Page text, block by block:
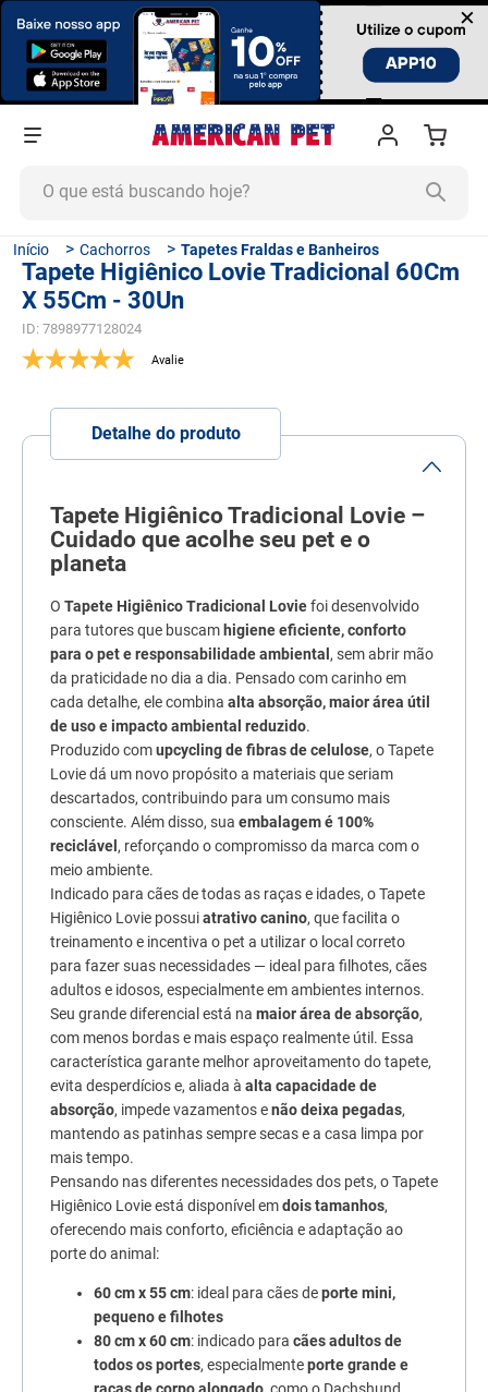
×
Cachorros Tapetes Fraldas e Banheiros
Tapete Higiênico Lovie Tradicional 60Cm
X 55Cm - 30Un
ID: 7898977128024
Detalhe do produto
Tapete Higiênico Tradicional Lovie –
Cuidado que acolhe seu pet e o
planeta
O Tapete Higiênico Tradicional Loviefoi desenvolvido
para tutores que buscam higiene eficiente, conforto
para o pet e responsabilidade ambiental , sem abrir mão
da praticidade no dia a dia. Pensado com carinho em
cada detalhe, ele combina alta absorção, maior área útil
de uso e impacto ambiental reduzido.
Produzido comupcycling de fibras de celulose, o Tapete
Lovie dá um novo propósito a materiais que seriam
descartados, contribuindo para um consumo mais
consciente. Além disso, sua embalagem é 100%
reciclável , reforçando o compromisso da marca com o
meio ambiente.
Indicado para cães de todas as raças e idades, o Tapete
Higiênico Lovie possuiatrativo canino, que facilita o
treinamento e incentiva o pet a utilizar o local correto
para fazer suas necessidades — ideal para filhotes, cães
adultos e idosos, especialmente em ambientes internos.
Seu grande diferencial está na maior área de absorção,
com menos bordas e mais espaço realmente útil. Essa
característica garante melhor aproveitamento do tapete,
evita desperdícios e, aliada à alta capacidade de
absorção, impede vazamentos enão deixa pegadas,
mantendo as patinhas sempre secas e a casa limpa por
mais tempo.
Pensando nas diferentes necessidades dos pets, o Tapete
Higiênico Lovie está disponível emdois tamanhos,
oferecendo mais conforto, eficiência e adaptação ao
porte do animal:
60 cm x 55 cm: ideal para cães deporte mini,
pequeno e filhotes
80 cm x 60 cm: indicado para cães adultos de
todos os portes, especialmenteporte grande e
TERMOS MAIS BUSCADOS
1º
ração cachorro
6º
quatree
8 º
sachê gato